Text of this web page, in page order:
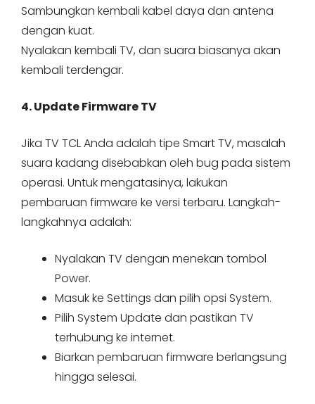
Sambungkan kembali kabel daya dan antena
dengan kuat.
Nyalakan kembali TV, dan suara biasanya akan
kembali terdengar.
4. Update Firmware TV
Jika TV TCL Anda adalah tipe Smart TV, masalah
suara kadang disebabkan oleh bug pada sistem
operasi. Untuk mengatasinya, lakukan
pembaruan firmware ke versi terbaru. Langkah-
langkahnya adalah:
Nyalakan TV dengan menekan tombol
Power.
Masuk ke Settings dan pilih opsi System.
Pilih System Update dan pastikan TV
terhubung ke internet.
Biarkan pembaruan firmware berlangsung
hingga selesai.